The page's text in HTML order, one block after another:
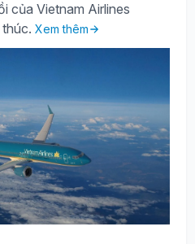
của Vietnam Airlines
Xem thêm